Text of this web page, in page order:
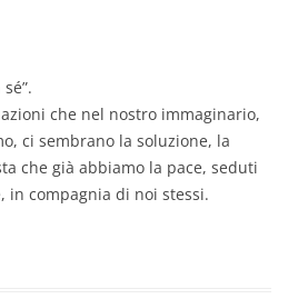
che nel nostro immaginario,
ci sembrano la soluzione, la
che già abbiamo la pace, seduti
in compagnia di noi stessi.